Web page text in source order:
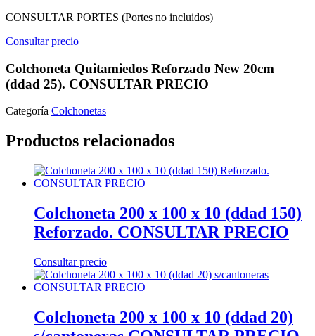
CONSULTAR PORTES (Portes no incluidos)
Consultar precio
Colchoneta Quitamiedos Reforzado New 20cm
(ddad 25). CONSULTAR PRECIO
Categoría Colchonetas
Productos relacionados
Colchoneta 200 x 100 x 10 (ddad 150)
Reforzado. CONSULTAR PRECIO
Consultar precio
Colchoneta 200 x 100 x 10 (ddad 20)